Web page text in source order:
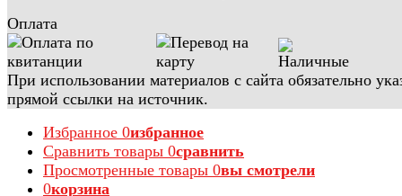
Оплата
При использовании материалов с сайта обязательно
прямой ссылки на источник.
Избранное 0избранное
Сравнить товары 0сравнить
Просмотренные товары 0вы смотрели
0корзина